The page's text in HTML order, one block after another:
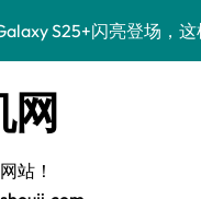
S25+闪亮登场，这
S26+颜值爆升！机
A56 5G登场，时尚
网
站！